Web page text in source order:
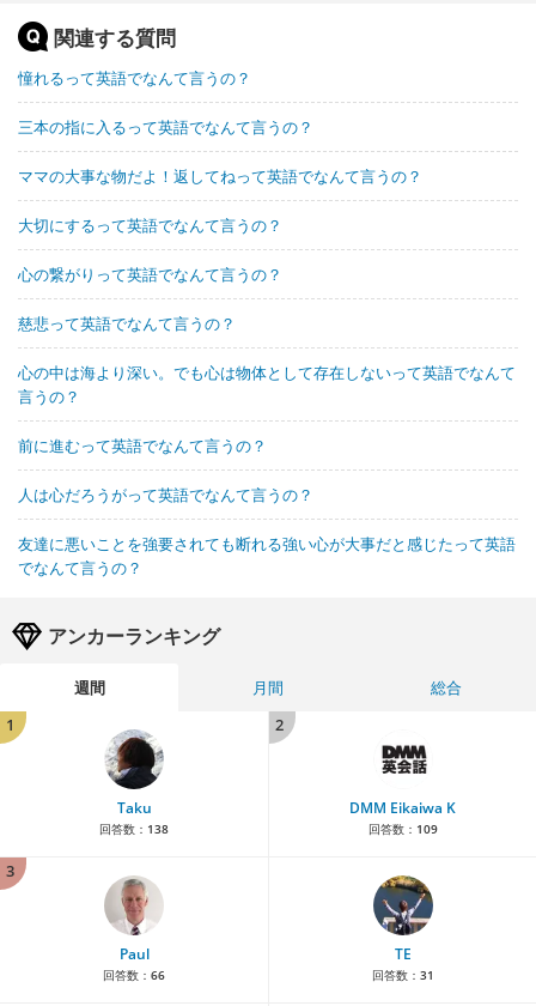
関連する質問
憧れるって英語でなんて言うの？
三本の指に入るって英語でなんて言うの？
ママの大事な物だよ！返してねって英語でなんて言うの？
大切にするって英語でなんて言うの？
心の繋がりって英語でなんて言うの？
慈悲って英語でなんて言うの？
心の中は海より深い。でも心は物体として存在しないって英語でなんて
言うの？
前に進むって英語でなんて言うの？
人は心だろうがって英語でなんて言うの？
友達に悪いことを強要されても断れる強い心が大事だと感じたって英語
でなんて言うの？
アンカーランキング
週間 月間
総合
1
Taku
回答数： 138
2
DMM Eikaiwa K
回答数： 109
3
Paul
回答数： 66
TE
回答数： 31